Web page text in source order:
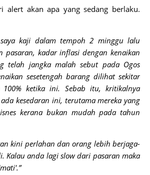
alert akan apa yang sedang berlaku.
kaji dalam tempoh 2 minggu lalu
pasaran, kadar inflasi dengan kenaikan
telah jangka malah sebut pada Ogos
sesetengah barang dilihat sekitar
ketika ini. Sebab itu, kritikalnya
kesedaran ini, terutama mereka yang
kerana bukan mudah pada tahun
kini perlahan dan orang lebih berjaga-
Kalau anda lagi slow dari pasaran maka